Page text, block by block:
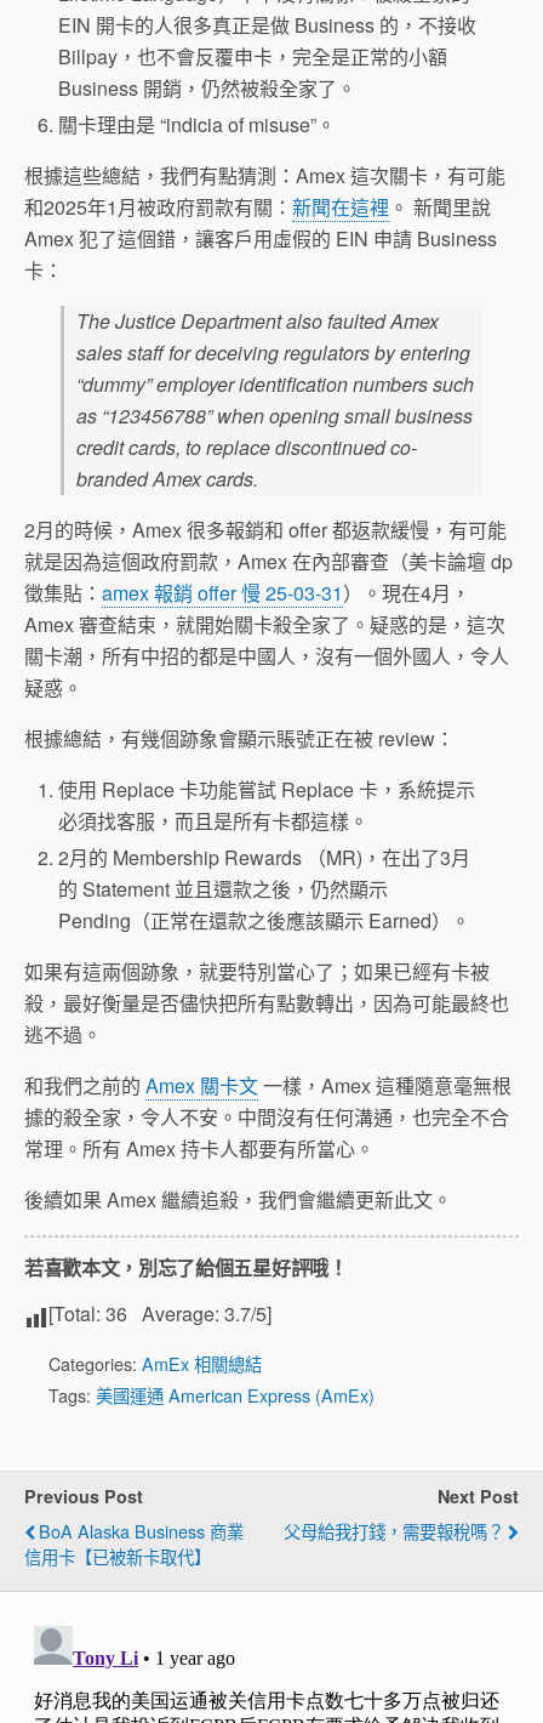
EIN 開卡的人很多真正是做 Business 的，不接收
Billpay，也不會反覆申卡，完全是正常的小額
Business 開銷，仍然被殺全家了。
關卡理由是 “indicia of misuse”。
根據這些總結，我們有點猜測：Amex 這次關卡，有可能
和2025年1月被政府罰款有關： 新聞在這裡 。 新聞里說
Amex 犯了這個錯，讓客戶用虛假的 EIN 申請 Business
卡：
The Justice Department also faulted Amex
sales staff for deceiving regulators by entering
“dummy” employer identification numbers such
as “123456788” when opening small business
credit cards, to replace discontinued co-
branded Amex cards.
2月的時候，Amex 很多報銷和 offer 都返款緩慢，有可能
就是因為這個政府罰款，Amex 在內部審查（美卡論壇 dp
徵集貼： amex 報銷 offer 慢 25-03-31）。現在4月，
Amex 審查結束，就開始關卡殺全家了。疑惑的是，這次
關卡潮，所有中招的都是中國人，沒有一個外國人，令人
疑惑。
根據總結，有幾個跡象會顯示賬號正在被 review：
使用 Replace 卡功能嘗試 Replace 卡，系統提示
必須找客服，而且是所有卡都這樣。
2月的 Membership Rewards （MR)，在出了3月
的 Statement 並且還款之後，仍然顯示
Pending（正常在還款之後應該顯示 Earned）。
如果有這兩個跡象，就要特別當心了；如果已經有卡被
殺，最好衡量是否儘快把所有點數轉出，因為可能最終也
逃不過。
和我們之前的 Amex 關卡文一樣，Amex 這種隨意毫無根
據的殺全家，令人不安。中間沒有任何溝通，也完全不合
常理。所有 Amex 持卡人都要有所當心。
後續如果 Amex 繼續追殺，我們會繼續更新此文。
若喜歡本文，別忘了給個五星好評哦！
[Total: 36 Average: 3.7/5]
Categories: AmEx 相關總結
Tags: 美國運通 American Express (AmEx)
Previous Post
BoA Alaska Business 商業
信用卡【已被新卡取代】
Next Post
父母給我打錢，需要報稅嗎？